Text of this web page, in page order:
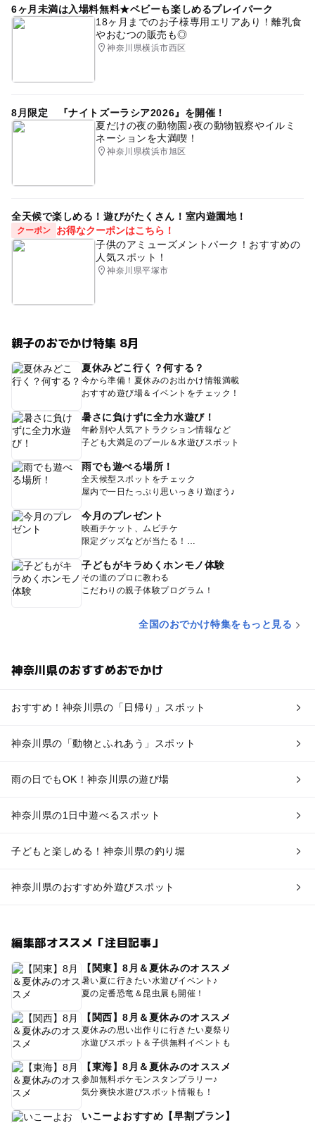
6ヶ月未満は入場料無料★ベビーも楽しめるプレイパーク
18ヶ月までのお子様専用エリアあり！離乳食
やおむつの販売も◎
神奈川県横浜市西区
8月限定 『ナイトズーラシア2026』を開催！
夏だけの夜の動物園♪夜の動物観察やイルミ
ネーションを大満喫！
神奈川県横浜市旭区
全天候で楽しめる！遊びがたくさん！室内遊園地！
クーポン
お得なクーポンはこちら！
子供のアミューズメントパーク！おすすめの
人気スポット！
神奈川県平塚市
親子のおでかけ特集 8月
夏休みどこ行く？何する？
今から準備！夏休みのお出かけ情報満載
おすすめ遊び場＆イベントをチェック！
暑さに負けずに全力水遊び！
年齢別や人気アトラクション情報など
子ども大満足のプール＆水遊びスポット
雨でも遊べる場所！
全天候型スポットをチェック
屋内で一日たっぷり思いっきり遊ぼう♪
今月のプレゼント
映画チケット、ムビチケ
限定グッズなどが当たる！
子どもがキラめくホンモノ体験
その道のプロに教わる
こだわりの親子体験プログラム！
全国のおでかけ特集をもっと見る
神奈川県のおすすめおでかけ
おすすめ！神奈川県の「日帰り」スポット
神奈川県の「動物とふれあう」スポット
雨の日でもOK！神奈川県の遊び場
神奈川県の1日中遊べるスポット
子どもと楽しめる！神奈川県の釣り堀
神奈川県のおすすめ外遊びスポット
編集部オススメ「注目記事」
【関東】8月＆夏休みのオススメ
暑い夏に行きたい水遊びイベント♪
夏の定番恐竜＆昆虫展も開催！
【関西】8月＆夏休みのオススメ
夏休みの思い出作りに行きたい夏祭り
水遊びスポット＆子供無料イベントも
【東海】8月＆夏休みのオススメ
参加無料ポケモンスタンプラリー♪
気分爽快水遊びスポット情報も！
いこーよおすすめ【早割プラン】